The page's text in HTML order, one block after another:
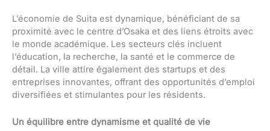
L’économie de Suita est dynamique, bénéficiant de sa
proximité avec le centre d’Osaka et des liens étroits avec
le monde académique. Les secteurs clés incluent
l’éducation, la recherche, la santé et le commerce de
détail. La ville attire également des startups et des
entreprises innovantes, offrant des opportunités d’emploi
diversifiées et stimulantes pour les résidents.
Un équilibre entre dynamisme et qualité de vie